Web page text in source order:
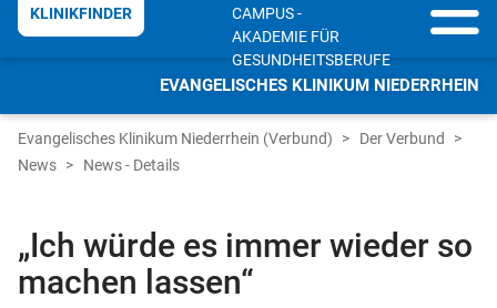
EVANGELISCHES KLINIKUM NIEDERRHEIN
KLINIKFINDER
CAMPUS -
AKADEMIE FÜR
GESUNDHEITSBERUFE
Evangelisches Klinikum Niederrhein (Verbund)
Der Verbund
News
News - Details
„Ich würde es immer wieder so
machen lassen“